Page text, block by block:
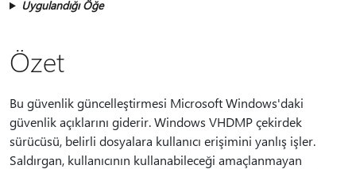
Uygulandığı Öğe
Özet
Bu güvenlik güncelleştirmesi Microsoft Windows'daki
güvenlik açıklarını giderir. Windows VHDMP çekirdek
sürücüsü, belirli dosyalara kullanıcı erişimini yanlış işler.
Saldırgan, kullanıcının kullanabileceği amaçlanmayan